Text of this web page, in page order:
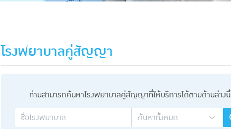
โรงพยาบาลคู่สัญญา
ท่านสามารถค้นหาโรงพยาบาลคู่สัญญาที่ให้บริการได้ตามด้านล่างนี้